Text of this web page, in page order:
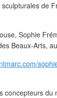
de
Sophie
Beaux-Arts,
concepteurs